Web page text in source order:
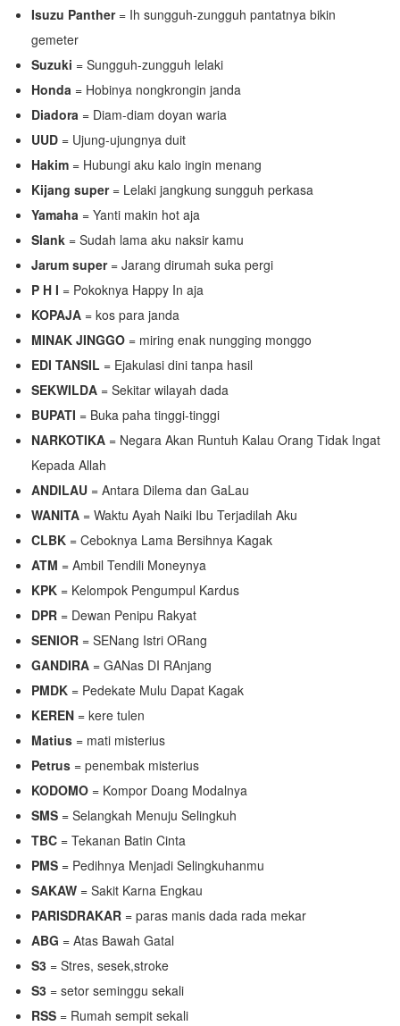
Isuzu Panther= Ih sungguh-zungguh pantatnya bikin
gemeter
Suzuki = Sungguh-zungguh lelaki
Honda = Hobinya nongkrongin janda
Diadora = Diam-diam doyan waria
UUD = Ujung-ujungnya duit
Hakim = Hubungi aku kalo ingin menang
Kijang super= Lelaki jangkung sungguh perkasa
Yamaha = Yanti makin hot aja
Slank = Sudah lama aku naksir kamu
Jarum super= Jarang dirumah suka pergi
P H I = Pokoknya Happy In aja
KOPAJA = kos para janda
MINAK JINGGO = miring enak nungging monggo
EDI TANSIL = Ejakulasi dini tanpa hasil
SEKWILDA = Sekitar wilayah dada
BUPATI = Buka paha tinggi-tinggi
NARKOTIKA = Negara Akan Runtuh Kalau Orang Tidak Ingat
Kepada Allah
ANDILAU = Antara Dilema dan GaLau
WANITA = Waktu Ayah Naiki Ibu Terjadilah Aku
CLBK = Ceboknya Lama Bersihnya Kagak
ATM = Ambil Tendili Moneynya
KPK = Kelompok Pengumpul Kardus
DPR = Dewan Penipu Rakyat
SENIOR = SENang Istri ORang
GANDIRA = GANas DI RAnjang
PMDK = Pedekate Mulu Dapat Kagak
KEREN = kere tulen
Matius = mati misterius
Petrus = penembak misterius
KODOMO = Kompor Doang Modalnya
SMS = Selangkah Menuju Selingkuh
TBC = Tekanan Batin Cinta
PMS = Pedihnya Menjadi Selingkuhanmu
SAKAW = Sakit Karna Engkau
PARISDRAKAR = paras manis dada rada mekar
ABG = Atas Bawah Gatal
S3 = Stres, sesek,stroke
S3 = setor seminggu sekali
RSS = Rumah sempit sekali